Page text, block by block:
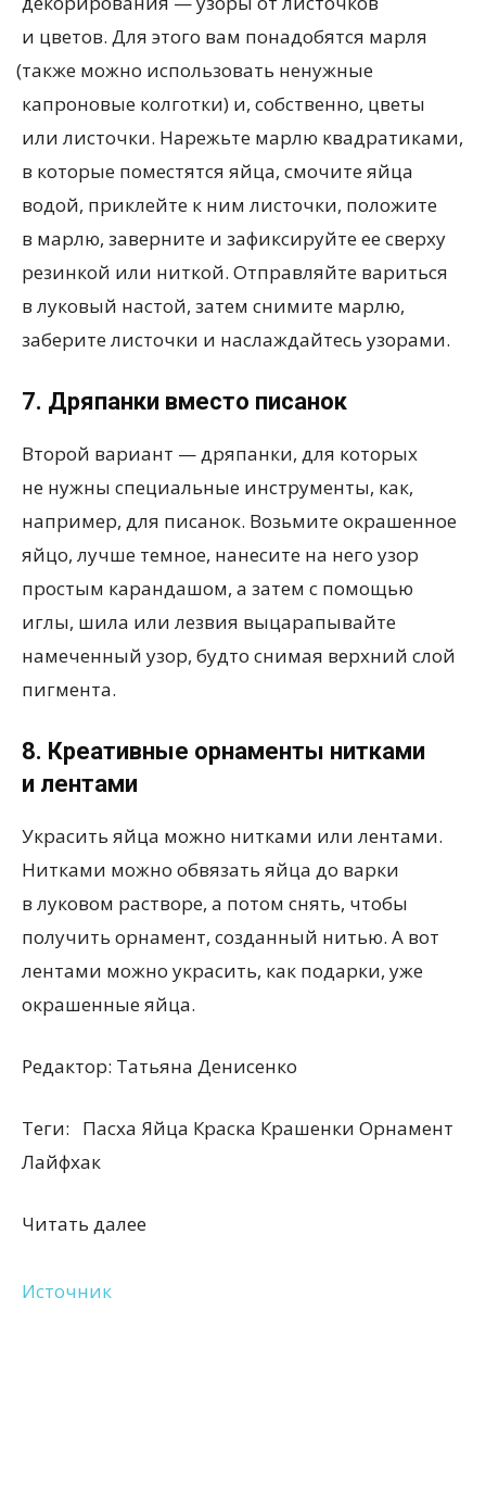
и цветов. Для этого вам понадобятся марля
(также можно использовать ненужные
капроновые колготки) и, собственно, цветы
или листочки. Нарежьте марлю квадратиками,
в которые поместятся яйца, смочите яйца
водой, приклейте к ним листочки, положите
в марлю, заверните и зафиксируйте ее сверху
резинкой или ниткой. Отправляйте вариться
в луковый настой, затем снимите марлю,
заберите листочки и наслаждайтесь узорами.
7. Дряпанки вместо писанок
Второй вариант — дряпанки, для которых
не нужны специальные инструменты, как,
например, для писанок. Возьмите окрашенное
яйцо, лучше темное, нанесите на него узор
простым карандашом, а затем с помощью
иглы, шила или лезвия выцарапывайте
намеченный узор, будто снимая верхний слой
пигмента.
8. Креативные орнаменты нитками
и лентами
Украсить яйца можно нитками или лентами.
Нитками можно обвязать яйца до варки
в луковом растворе, а потом снять, чтобы
получить орнамент, созданный нитью. А вот
лентами можно украсить, как подарки, уже
окрашенные яйца.
Редактор: Татьяна Денисенко
Теги:
Пасха Яйца Краска Крашенки Орнамент
Лайфхак
Читать далее
Источник